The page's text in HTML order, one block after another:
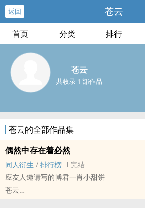
返回 苍云
首页 分类 排行
苍云
共收录 1 部作品
苍云的全部作品集
偶然中存在着必然
同人衍生 / 排行榜
完结
应友人邀请写的博君一肖小甜饼
苍云